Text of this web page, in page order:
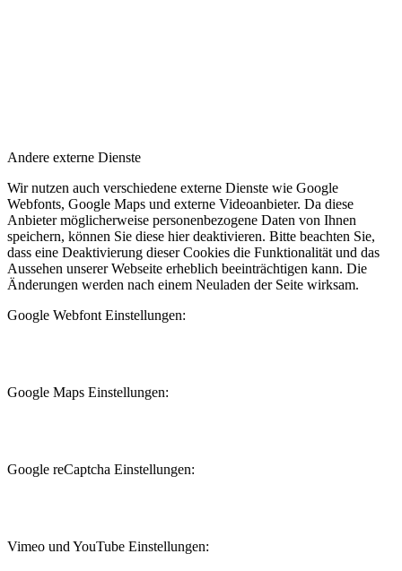
Andere externe Dienste
Wir nutzen auch verschiedene externe Dienste wie Google
Webfonts, Google Maps und externe Videoanbieter. Da diese
Anbieter möglicherweise personenbezogene Daten von Ihnen
speichern, können Sie diese hier deaktivieren. Bitte beachten Sie,
dass eine Deaktivierung dieser Cookies die Funktionalität und das
Aussehen unserer Webseite erheblich beeinträchtigen kann. Die
Änderungen werden nach einem Neuladen der Seite wirksam.
Google Webfont Einstellungen:
Google Maps Einstellungen:
Google reCaptcha Einstellungen:
Vimeo und YouTube Einstellungen: